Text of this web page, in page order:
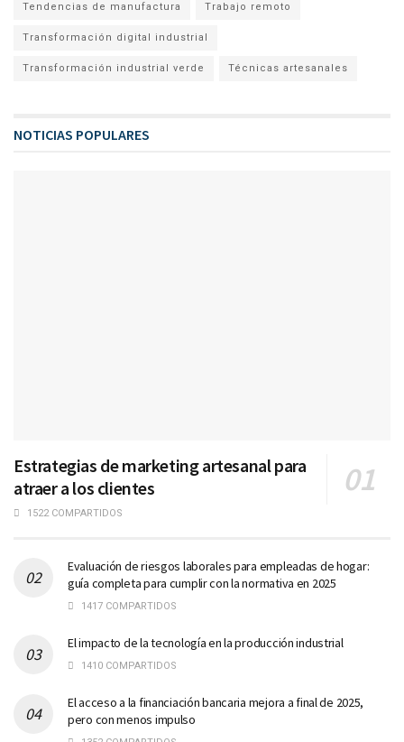
Tendencias de manufactura Trabajo remoto
Transformación digital industrial
Transformación industrial verde Técnicas artesanales
NOTICIAS POPULARES
Estrategias de marketing artesanal para
atraer a los clientes
1522 COMPARTIDOS
Evaluación de riesgos laborales para empleadas de hogar:
guía completa para cumplir con la normativa en 2025
1417 COMPARTIDOS
El impacto de la tecnología en la producción industrial
1410 COMPARTIDOS
El acceso a la financiación bancaria mejora a final de 2025,
pero con menos impulso